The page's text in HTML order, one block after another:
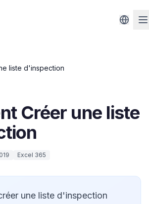
liste d'inspection
Créer une liste
Excel 365
une liste d'inspection